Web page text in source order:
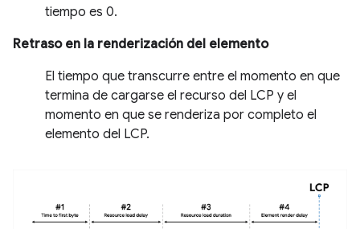
tiempo es 0.
Retraso en la renderización del elemento
El tiempo que transcurre entre el momento en que
termina de cargarse el recurso del LCP y el
momento en que se renderiza por completo el
elemento del LCP.